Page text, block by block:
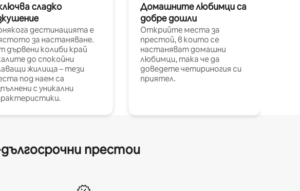
сладко
дестинацията е
за настаняване.
дървени колиби край
до спокойни
жилища – тези
под наем са
с уникални
Домашните любимци са
добре дошли
Открийте места за
престой, в които се
настаняват домашни
любимци, така че да
доведете четириногия си
приятел.
престои